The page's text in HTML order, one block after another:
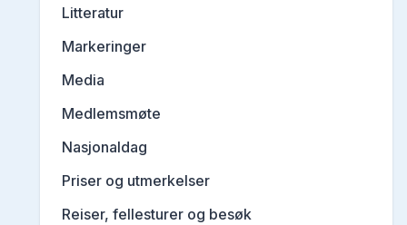
Litteratur
Markeringer
Media
Medlemsmøte
Nasjonaldag
Priser og utmerkelser
Reiser, fellesturer og besøk